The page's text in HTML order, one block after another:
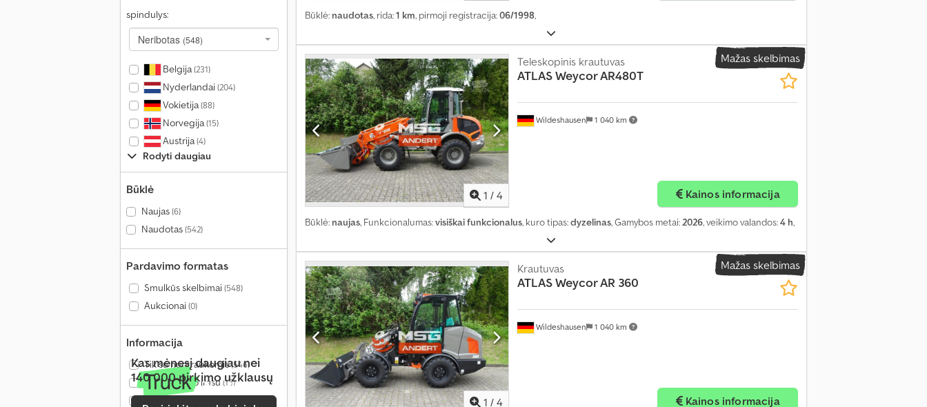
spindulys:
Neribotas (548)
Belgija(231)
Nyderlandai(204)
Vokietija(88)
Norvegija(15)
Austrija(4)
Rodyti daugiau
Būklė
Naujas(6)
Naudotas(542)
Pardavimo formatas
Smulkūs skelbimai(548)
Aukcionai(0)
Informacija
Tik su nuotraukomis(546)
Tik su vaizdo įrašu(15)
Kas mėnesį daugiau nei
140 000 pirkimo užklausų
7
Būklė: naudotas, rida:1 km, pirmoji registracija:06/1998,
Mažas skelbimas
1 / 4
Wildeshausen 1 040 km
Teleskopinis krautuvas
ATLASWeycor AR480T
Kainos informacija
Būklė: naujas, Funkcionalumas:visiškai funkcionalus, kuro tipas:dyzelinas, Gamybos metai:2026, veikimo valandos:4 h,
Mažas skelbimas
1 / 4
Wildeshausen 1 040 km
Krautuvas
ATLASWeycor AR 360
Kainos informacija